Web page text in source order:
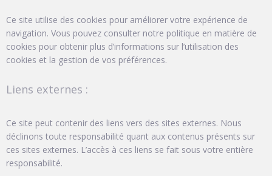
Ce site utilise des cookies pour améliorer votre expérience de
navigation. Vous pouvez consulter notre politique en matière de
cookies pour obtenir plus d’informations sur l’utilisation des
cookies et la gestion de vos préférences.
Liens externes :
Ce site peut contenir des liens vers des sites externes. Nous
déclinons toute responsabilité quant aux contenus présents sur
ces sites externes. L’accès à ces liens se fait sous votre entière
responsabilité.